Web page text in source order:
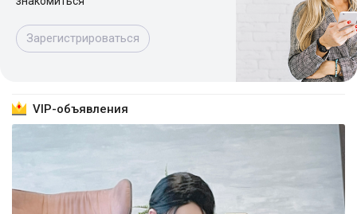
Зарегистрироваться
VIP-объявления